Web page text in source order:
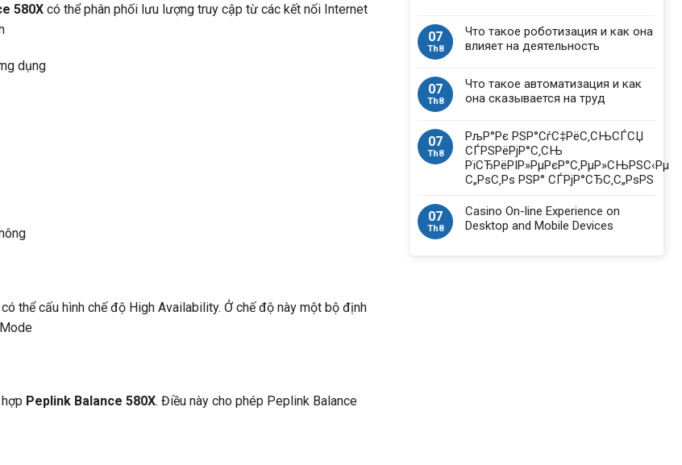
580X có thể phân phối lưu lượng truy cập từ các kết nối Internet
dụng
có thể cấu hình chế độ High Availability. Ở chế độ này một bộ định
Peplink Balance 580X. Điều này cho phép Peplink Balance
07
Th8
Что такое роботизация и как она
влияет на деятельность
07
Th8
Что такое автоматизация и как
она сказывается на труд
07
Th8
РљР°Рє РЅР°СѓС‡РёС‚СЊСЃСЏ
СЃРЅРёРјР°С‚СЊ
РїСЂРёРІР»РµРєР°С‚РµР»СЊРЅС‹Рµ
С„РѕС‚Рѕ РЅР° СЃРјР°СЂС‚С„РѕРЅ
07
Th8
Casino On-line Experience on
Desktop and Mobile Devices